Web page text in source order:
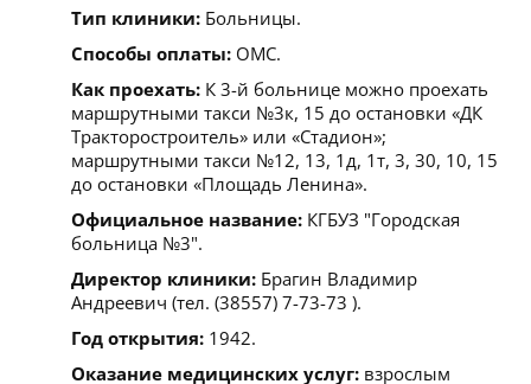
Тип клиники: Больницы.
Способы оплаты: ОМС.
Как проехать: К 3-й больнице можно проехать
маршрутными такси №3к, 15 до остановки «ДК
Тракторостроитель» или «Стадион»;
маршрутными такси №12, 13, 1д, 1т, 3, 30, 10, 15
до остановки «Площадь Ленина».
Официальное название: КГБУЗ "Городская
больница №3".
Директор клиники: Брагин Владимир
Андреевич (тел. (38557) 7-73-73 ).
Год открытия: 1942.
Оказание медицинских услуг: взрослым